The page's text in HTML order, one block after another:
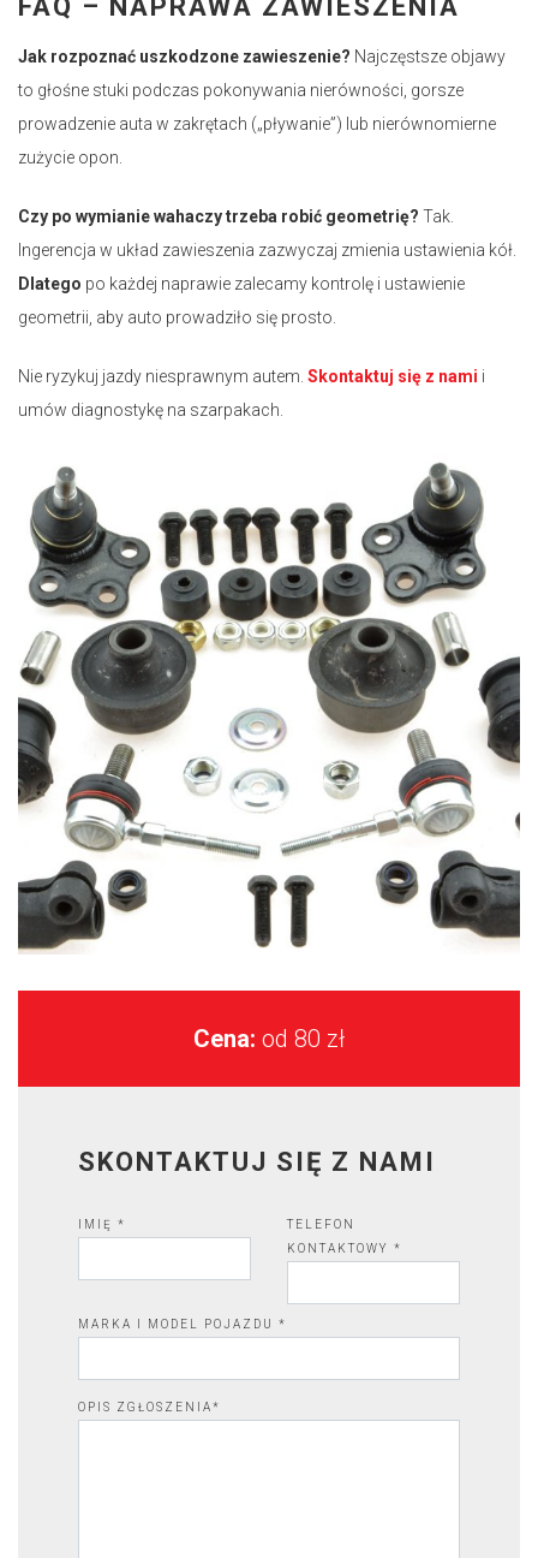
FAQ – NAPRAWA ZAWIESZENIA
Jak rozpoznać uszkodzone zawieszenie? Najczęstsze objawy
to głośne stuki podczas pokonywania nierówności, gorsze
prowadzenie auta w zakrętach („pływanie”) lub nierównomierne
zużycie opon.
Czy po wymianie wahaczy trzeba robić geometrię? Tak.
Ingerencja w układ zawieszenia zazwyczaj zmienia ustawienia kół.
Dlatego po każdej naprawie zalecamy kontrolę i ustawienie
geometrii, aby auto prowadziło się prosto.
Nie ryzykuj jazdy niesprawnym autem. Skontaktuj się z nami i
umów diagnostykę na szarpakach.
Cena: od 80 zł
SKONTAKTUJ SIĘ Z NAMI
IMIĘ *
TELEFON
KONTAKTOWY *
MARKA I MODEL POJAZDU *
OPIS ZGŁOSZENIA*